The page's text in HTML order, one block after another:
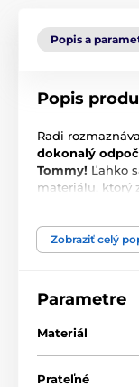
Popis a
Popis
Radi
dokonalý
Tommy! Ľahko
materiálu, ktorý
Matrac je
spánok vášho
Zobraziť celý
Parametre
Materiál
Prateľné